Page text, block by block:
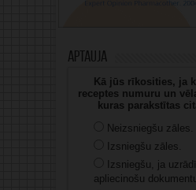
Aptauja
Kā jūs rīkosities, ja
receptes numuru un
kuras parakstītas
Neizsniegšu zāles.
Izsniegšu zāles.
Izsniegšu, ja
apliecinošu